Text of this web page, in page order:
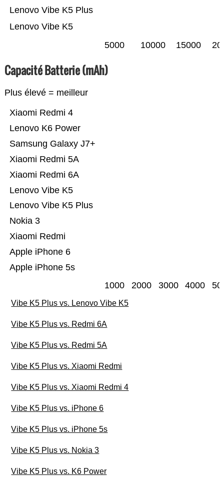
Lenovo Vibe K5
Lenovo Vibe K5 Plus
5000 10000 15000
Capacité Batterie (mAh)
Plus élevé = meilleur
Apple iPhone 5s
Apple iPhone 6
Xiaomi Redmi
Nokia 3
Lenovo Vibe K5 Plus
Lenovo Vibe K5
Xiaomi Redmi 6A
Xiaomi Redmi 5A
Samsung Galaxy J7+
Lenovo K6 Power
Xiaomi Redmi 4
1000 2000 3000 4000
Vibe K5 Plus vs. Lenovo Vibe K5
Vibe K5 Plus vs. Redmi 6A
Vibe K5 Plus vs. Redmi 5A
Vibe K5 Plus vs. Xiaomi Redmi
Vibe K5 Plus vs. Xiaomi Redmi 4
Vibe K5 Plus vs. iPhone 6
Vibe K5 Plus vs. iPhone 5s
Vibe K5 Plus vs. Nokia 3
Vibe K5 Plus vs. K6 Power